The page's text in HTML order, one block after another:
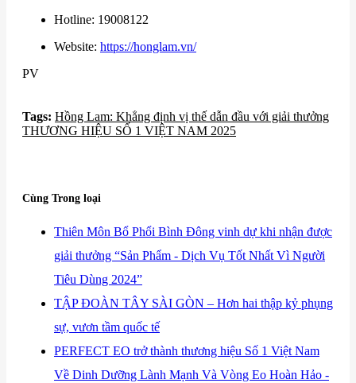
Hotline: 19008122
Website: https://honglam.vn/
PV
Tags: ​Hồng Lam: Khẳng định vị thế dẫn đầu với giải thưởng
THƯƠNG HIỆU SỐ 1 VIỆT NAM 2025
Cùng Trong loại
​Thiên Môn Bổ Phổi Bình Đông vinh dự khi nhận được
giải thưởng “Sản Phẩm - Dịch Vụ Tốt Nhất Vì Người
Tiêu Dùng 2024”
​TẬP ĐOÀN TÂY SÀI GÒN – Hơn hai thập kỷ phụng
sự, vươn tầm quốc tế
​PERFECT EO trở thành thương hiệu Số 1 Việt Nam
Về Dinh Dưỡng Lành Mạnh Và Vòng Eo Hoàn Hảo -